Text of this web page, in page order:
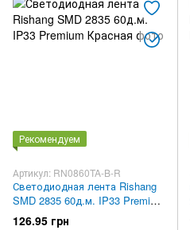
Рекомендуем
Артикул: RN0860TA-B-R
Светодиодная лента Rishang
SMD 2835 60д.м. IP33 Premium
Красная
126.95 грн